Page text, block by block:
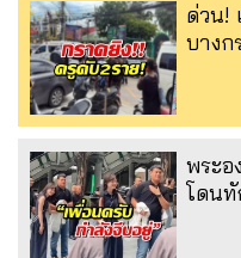
ด่วน!
บางก
พระอ
โดนทั